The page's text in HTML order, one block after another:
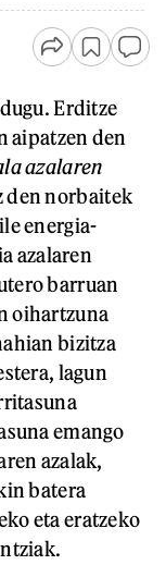
Erditze
aipatzen den
azalaren
den norbaitek
energia-
azalaren
barruan
oihartzuna
bizitza
lagun
emango
azalak,
batera
eta eratzeko